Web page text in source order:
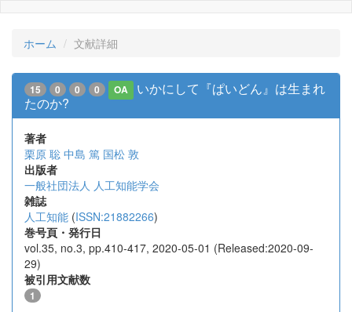
ホーム 文献詳細
15 0 0 0 OA
いかにして『ぱいどん』は生まれ
たのか?
著者
栗原 聡 中島 篤 国松 敦
出版者
一般社団法人 人工知能学会
雑誌
人工知能 (ISSN:21882266)
巻号頁・発行日
vol.35, no.3, pp.410-417, 2020-05-01 (Released:2020-09-
29)
被引用文献数
1